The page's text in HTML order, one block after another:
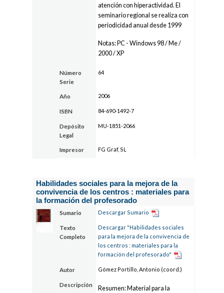
atención con hiperactividad. El
seminario regional se realiza con
periodicidad anual desde 1999
Notas: PC - Windows 98 / Me /
2000 / XP
Número
Serie
64
Año 2006
ISBN 84-690-1492-7
Depósito
Legal
MU-1851-2066
Impresor FG Graf, SL
Habilidades sociales para la mejora de la
convivencia de los centros : materiales para
la formación del profesorado
Sumario Descargar Sumario
Texto
Completo
Descargar "Habilidades sociales
para la mejora de la convivencia de
los centros : materiales para la
formación del profesorado"
Autor Gómez Portillo, Antonio (coord.)
Descripción
Resumen: Material para la